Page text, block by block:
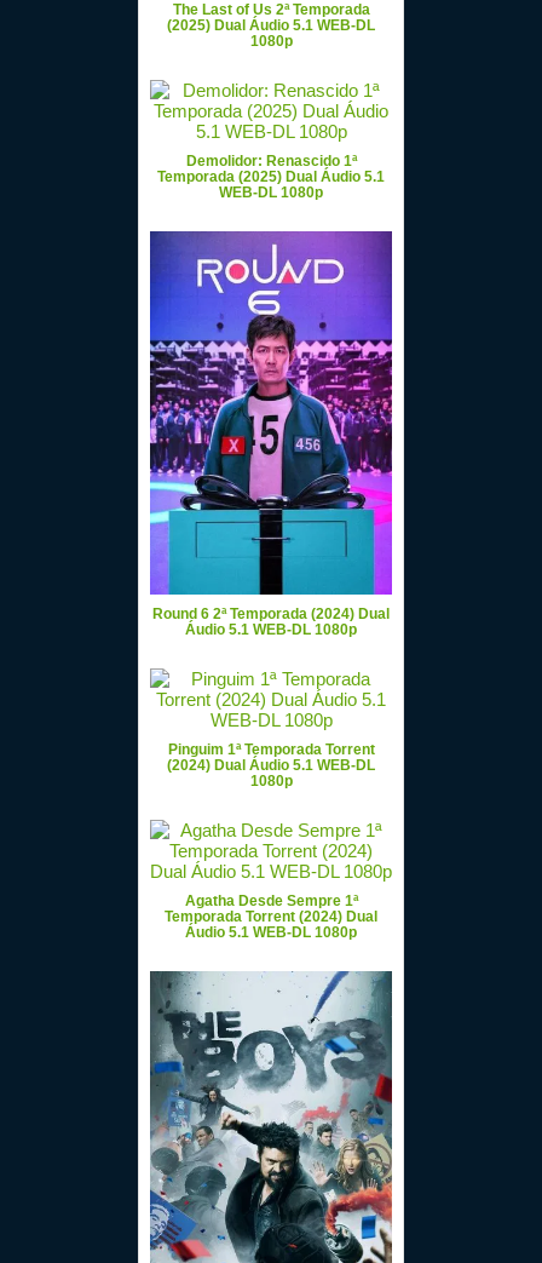
The Last of Us 2ª Temporada
(2025) Dual Áudio 5.1 WEB-DL
1080p
Demolidor: Renascido 1ª
Temporada (2025) Dual Áudio 5.1
WEB-DL 1080p
Round 6 2ª Temporada (2024) Dual
Áudio 5.1 WEB-DL 1080p
Pinguim 1ª Temporada Torrent
(2024) Dual Áudio 5.1 WEB-DL
1080p
Agatha Desde Sempre 1ª
Temporada Torrent (2024) Dual
Áudio 5.1 WEB-DL 1080p